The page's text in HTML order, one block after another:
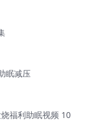
眠减压
福利助眠视频 10